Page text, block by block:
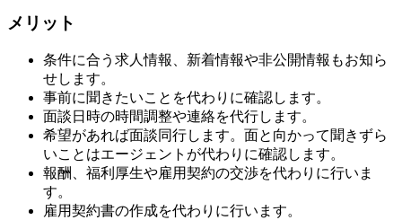
メリット
条件に合う求人情報、新着情報や非公開情報もお知ら
せします。
事前に聞きたいことを代わりに確認します。
面談日時の時間調整や連絡を代行します。
希望があれば面談同行します。面と向かって聞きずら
いことはエージェントが代わりに確認します。
報酬、福利厚生や雇用契約の交渉を代わりに行いま
す。
雇用契約書の作成を代わりに行います。